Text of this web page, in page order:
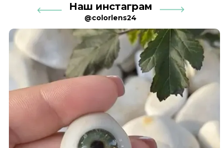
Наш инстаграм
@colorlens24